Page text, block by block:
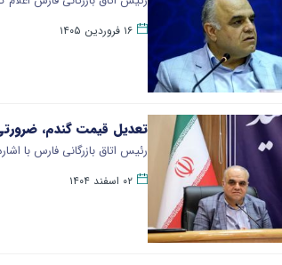
۱۶ فروردین ۱۴۰۵
تعدیل قیمت گندم،
رئیس اتاق بازرگانی فارس با
۰۲ اسفند ۱۴۰۴